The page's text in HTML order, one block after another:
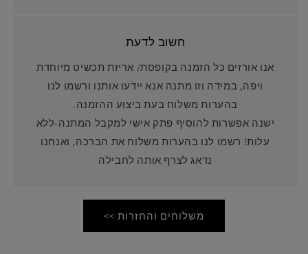
חשוב לדעת
אנו אורזים כל הזמנה בקופסת/ אריזת תכשיט מיוחדת
ויפה, במידה וזו מתנה אנא יידעו אותנו ורשמו לנו
בהערות משלוח בעת ביצוע ההזמנה.
ישנה אפשרות להוסיף פתק אישי למקבל המתנה-ללא
עלות! רשמו לנו בהערות משלוח את הברכה, ואנחנו
נדאג לצרף אותה לחבילה
משלוחים והחזרות >>